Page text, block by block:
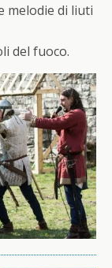
melodie di liuti
del fuoco.